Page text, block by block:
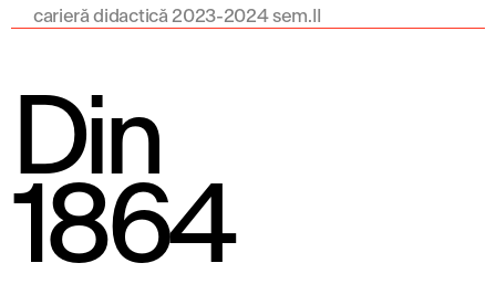
carieră didactică 2023-2024 sem.II
Din
1864